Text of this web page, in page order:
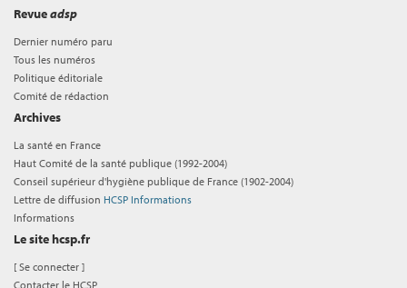
Revueadsp
Dernier numéro paru
Tous les numéros
Politique éditoriale
Comité de rédaction
Archives
La santé en France
Haut Comité de la santé publique (1992-2004)
Conseil supérieur d'hygiène publique de France (1902-2004)
Lettre de diffusion HCSP Informations
Informations
Le site hcsp.fr
[Se connecter ]
Contacter le HCSP